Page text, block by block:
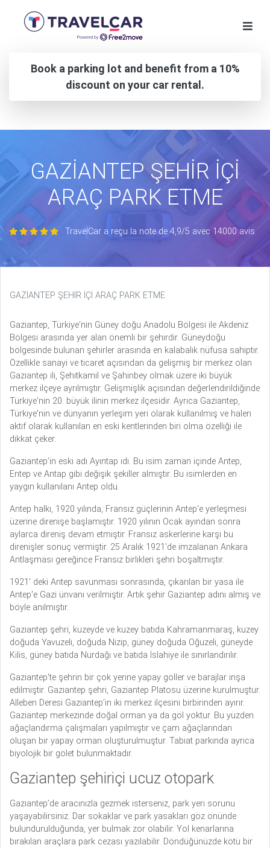
Book a parking lot and benefit from a 10%
discount on your car rental.
GAZİANTEP ŞEHİR İÇİ
ARAÇ PARK ETME
TravelCar a reçu la note de 4,9/5 avec 14000 avis
GAZİANTEP ŞEHİR İÇİ ARAÇ PARK ETME
Gaziantep, Türkiye'nin Güney doğu Anadolu Bölgesi ile Akdeniz
Bölgesi arasında yer alan önemli bir şehirdir. Güneydoğu
bölgesinde bulunan şehirler arasında en kalabalık nüfusa sahiptir.
Özellikle sanayi ve ticaret açısından da gelişmiş bir merkez olan
Gaziantep ili, Şehitkamil ve Şahinbey olmak üzere iki büyük
merkez ilçeye ayrılmıştır. Gelişmişlik açısından değerlendirildiğinde
Türkiye'nin 20. büyük ilinin merkez ilçesidir. Ayrıca Gaziantep,
Türkiye'nin ve dünyanın yerleşim yeri olarak kullanılmış ve halen
aktif olarak kullanılan en eski kentlerinden biri olma özelliği ile
dikkat çeker.
Gaziantep’in eski adı Ayıntap idi. Bu isim zaman içinde Antep,
Entep ve Antap gibi değişik şekiller almıştır. Bu isimlerden en
yaygın kullanılanı Antep oldu.
Antep halkı, 1920 yılında, Fransız güçlerinin Antep'e yerleşmesi
üzerine direnişe başlamıştır. 1920 yılının Ocak ayından sonra
aylarca direniş devam etmiştir. Fransız askerlerine karşı bu
direnişler sonuç vermiştir. 25 Aralık 1921'de imzalanan Ankara
Antlaşması gereğince Fransız birlikleri şehri boşaltmıştır.
1921' deki Antep savunması sonrasında, çıkarılan bir yasa ile
Antep'e Gazi ünvanı verilmiştir. Artık şehir Gaziantep adını almış ve
böyle anılmıştır.
Gaziantep şehri, kuzeyde ve kuzey batıda Kahramanmaraş, kuzey
doğuda Yavuzeli, doğuda Nizip, güney doğuda Oğuzeli, güneyde
Kilis, güney batıda Nurdağı ve batıda İslahiye ile sınırlandırılır.
Gaziantep'te şehrin bir çok yerine yapay göller ve barajlar inşa
edilmiştir. Gaziantep şehri, Gaziantep Platosu üzerine kurulmuştur.
Alleben Deresi Gaziantep’in iki merkez ilçesini birbirinden ayırır.
Gaziantep merkezinde doğal orman ya da göl yoktur. Bu yüzden
ağaçlandırma çalışmaları yapılmıştır ve çam ağaçlarından
oluşan bir yapay orman oluşturulmuştur. Tabiat parkında ayrıca
biyolojik bir gölet bulunmaktadır.
Gaziantep şehiriçi ucuz otopark
Gaziantep’de aracınızla gezmek isterseniz, park yeri sorunu
yaşayabilirsiniz. Dar sokaklar ve park yasakları göz önünde
bulundurulduğunda, yer bulmak zor olabilir. Yol kenarlarına
bırakılan araçlara park cezası yazılabilir. Döndüğünüzde kötü bir